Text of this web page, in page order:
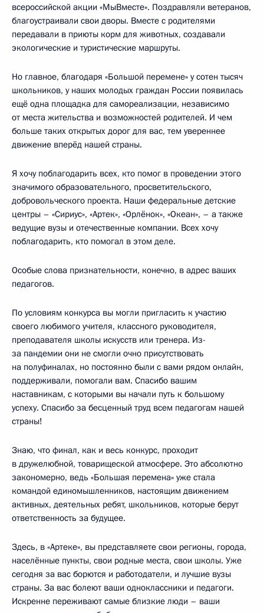
всероссийской акции «МыВместе». Поздравляли ветеранов,
благоустраивали свои дворы. Вместе с родителями
передавали в приюты корм для животных, создавали
экологические и туристические маршруты.
Но главное, благодаря «Большой перемене» у сотен тысяч
школьников, у наших молодых граждан России появилась
ещё одна площадка для самореализации, независимо
от места жительства и возможностей родителей. И чем
больше таких открытых дорог для вас, тем увереннее
движение вперёд нашей страны.
Я хочу поблагодарить всех, кто помог в проведении этого
значимого образовательного, просветительского,
добровольческого проекта. Наши федеральные детские
центры – «Сириус», «Артек», «Орлёнок», «Океан», – а также
ведущие вузы и отечественные компании. Всех хочу
поблагодарить, кто помогал в этом деле.
Особые слова признательности, конечно, в адрес ваших
педагогов.
По условиям конкурса вы могли пригласить к участию
своего любимого учителя, классного руководителя,
преподавателя школы искусств или тренера. Из-
за пандемии они не смогли очно присутствовать
на полуфиналах, но постоянно были с вами рядом онлайн,
поддерживали, помогали вам. Спасибо вашим
наставникам, с которыми вы начали путь к большому
успеху. Спасибо за бесценный труд всем педагогам нашей
страны!
Знаю, что финал, как и весь конкурс, проходит
в дружелюбной, товарищеской атмосфере. Это абсолютно
закономерно, ведь «Большая перемена» уже стала
командой единомышленников, настоящим движением
активных, деятельных ребят, школьников, которые берут
ответственность за будущее.
Здесь, в «Артеке», вы представляете свои регионы, города,
населённые пункты, свои родные места, свои школы. Уже
сегодня за вас борются и работодатели, и лучшие вузы
страны. За вас болеют ваши одноклассники и педагоги.
Искренне переживают самые близкие люди – ваши